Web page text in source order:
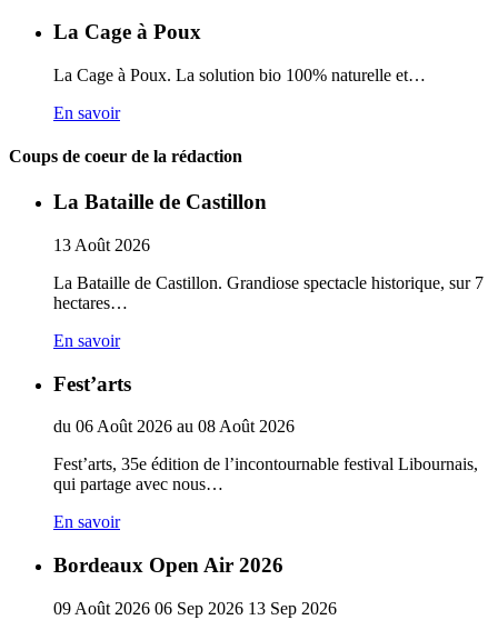
La Cage à Poux
La Cage à Poux. La solution bio 100% naturelle et…
En savoir
Coups de coeur de la rédaction
La Bataille de Castillon
13 Août 2026
La Bataille de Castillon. Grandiose spectacle historique, sur 7
hectares…
En savoir
Fest’arts
du 06Août 2026 au 08Août 2026
Fest’arts, 35e édition de l’incontournable festival Libournais,
qui partage avec nous…
En savoir
Bordeaux Open Air 2026
09 Août 2026 06 Sep 2026 13 Sep 2026